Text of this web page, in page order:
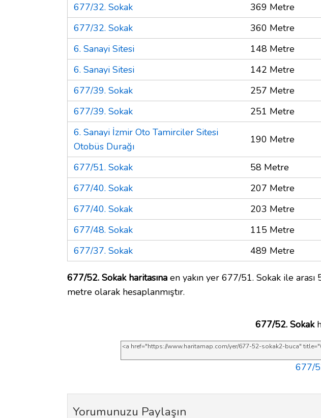
677/32. Sokak
369 Metre
677/32. Sokak
360 Metre
6. Sanayi Sitesi
148 Metre
6. Sanayi Sitesi
142 Metre
677/39. Sokak
257 Metre
677/39. Sokak
251 Metre
6. Sanayi İzmir Oto Tamirciler Sitesi
Otobüs Durağı
190 Metre
677/51. Sokak
58 Metre
677/40. Sokak
207 Metre
677/40. Sokak
203 Metre
677/48. Sokak
115 Metre
677/37. Sokak
489 Metre
677/52. Sokak haritasına en yakın yer 677/51. Sokak ile arası
metre olarak hesaplanmıştır.
677/52. Sokak
677/
Yorumunuzu Paylaşın